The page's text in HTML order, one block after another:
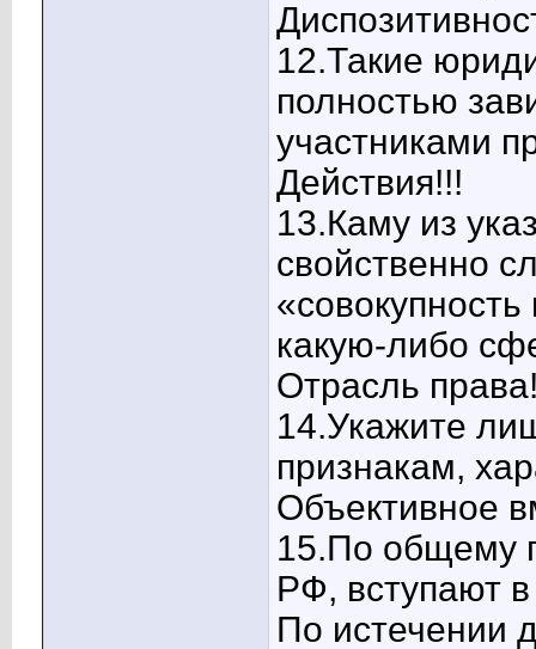
12.Такие
полностью
участниками
Действия!!!
13.Каму из
свойственно
какую-либо
Отрасль
14.Укажите
признакам,
Объективное
15.По общему
РФ, вступают
По истечении